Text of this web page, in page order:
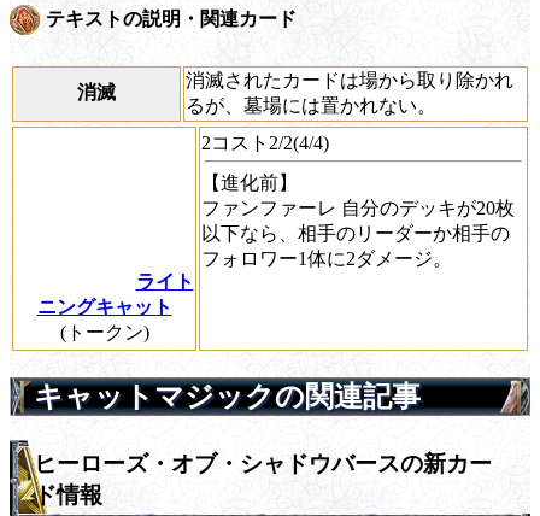
テキストの説明・関連カード
消滅
消滅されたカードは場から取り除かれ
るが、墓場には置かれない。
ライト
ニングキャット
(トークン)
2コスト2/2(4/4)
【進化前】
ファンファーレ 自分のデッキが20枚
以下なら、相手のリーダーか相手の
フォロワー1体に2ダメージ。
キャットマジックの関連記事
ヒーローズ・オブ・シャドウバースの新カー
ド情報